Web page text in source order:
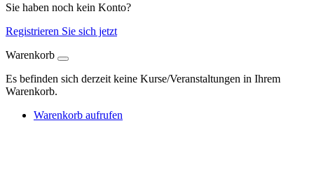
Sie haben noch kein Konto?
Registrieren Sie sich jetzt
Warenkorb
Es befinden sich derzeit keine Kurse/Veranstaltungen in Ihrem
Warenkorb.
Warenkorb aufrufen